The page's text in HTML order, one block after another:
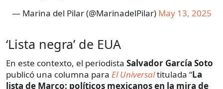
— Marina del Pilar (@MarinadelPilar) May 13, 2025
‘Lista negra’ de EUA
En este contexto, el periodista Salvador García Soto
publicó una columna para El Universaltitulada “La
lista de Marco: políticos mexicanos en la mira de